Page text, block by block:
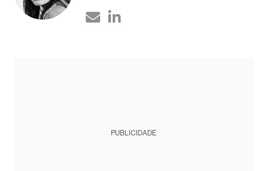
PUBLICIDADE